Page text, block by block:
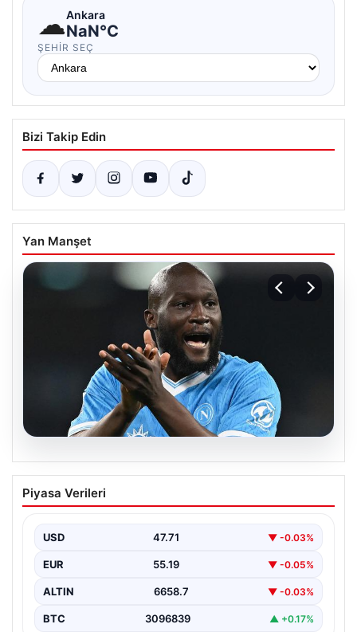
☁Ankara
NaN°C
ŞEHIR SEÇ
Bizi Takip Edin
Yan Manşet
08.08.2026
Fenerbahçe, Lukaku transferini
bitiriyor! Defansların korkulu rüyası
Piyasa Verileri
USD 47.71 ▼ -0.03%
EUR 55.19 ▼ -0.05%
ALTIN 6658.7 ▼ -0.03%
BTC 3096839 ▲ +0.17%